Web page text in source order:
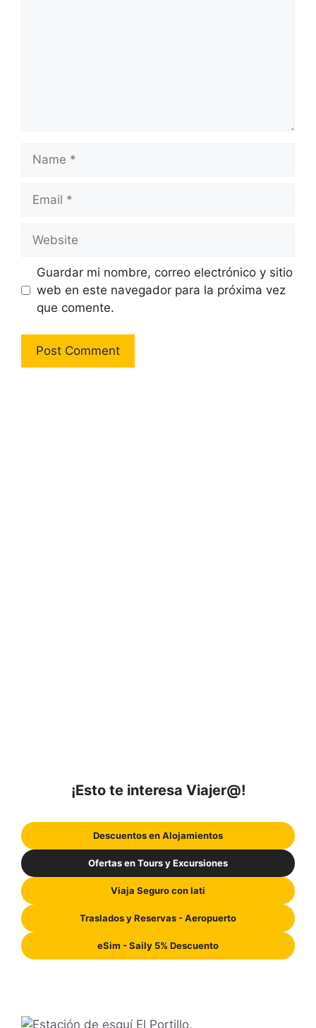
Guardar mi nombre, correo electrónico y sitio
web en este navegador para la próxima vez
que comente.
¡Esto te interesa Viajer@!
Descuentos en Alojamientos
Ofertas en Tours y Excursiones
Viaja Seguro con Iati
Traslados y Reservas - Aeropuerto
eSim - Saily 5% Descuento